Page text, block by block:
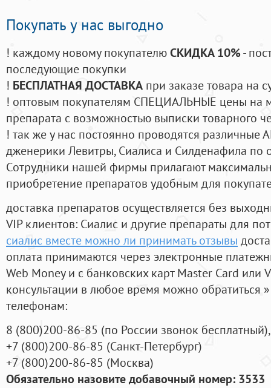
Покупать у нас выгодно
! каждому новому покупателюСКИДКА 10%-
последующие покупки
! БЕСПЛАТНАЯ ДОСТАВКА при заказе товара на
! оптовым покупателям СПЕЦИАЛЬНЫЕ цены на
препарата с возможностью выписки товарного
! так же у нас постоянно проводятся
дженерики Левитры, Сиалиса и Силденафила по
Cотрудники нашей фирмы прилагают
приобретение препаратов удобным для
доставка препаратов осуществляется без
VIP клиентов: Сиалис и другие препараты для
сиалис вместе можно ли принимать отзывы
оплата принимаются через электронные
Web Money и с банковских карт Master Card или
консультации в любое время можно обратиться
телефонам:
8 (800)200-86-85 (по России звонок бесплатный),
+7 (800)200-86-85 (Санкт-Петербург)
+7 (800)200-86-85 (Москва)
Обязательно назовите добавочный номер: 3533